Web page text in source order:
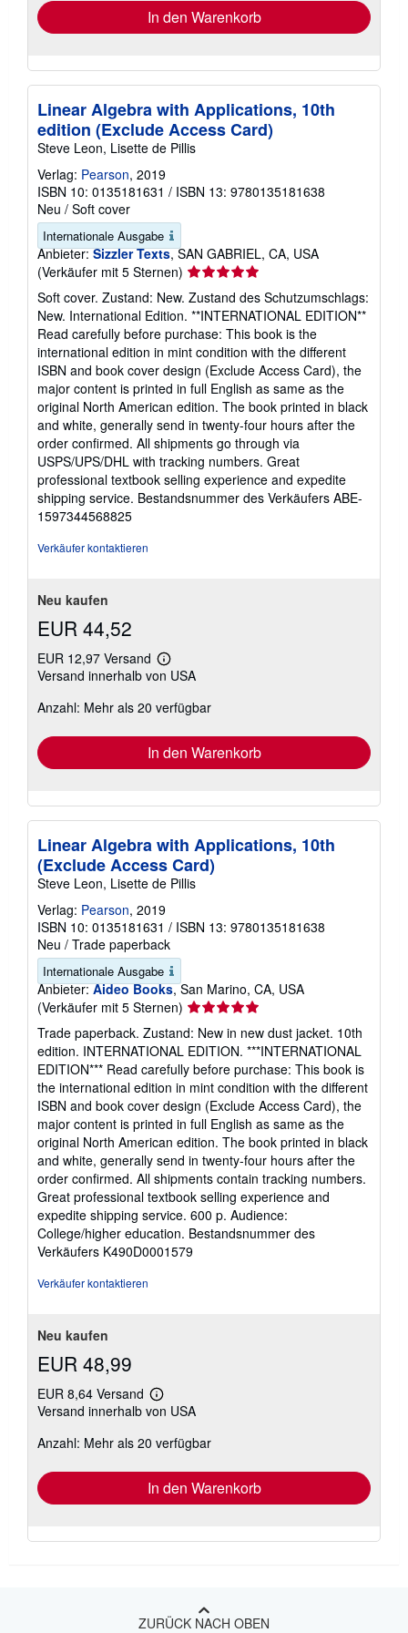
In den Warenkorb
Linear Algebra with Applications, 10th
edition (Exclude Access Card)
Steve Leon, Lisette de Pillis
Verlag: Pearson, 2019
ISBN 10: 0135181631 / ISBN 13: 9780135181638
Neu / Soft cover
Internationale Ausgabe
Anbieter: Sizzler Texts, SAN GABRIEL, CA, USA
(Verkäufer mit 5 Sternen) Verkäuferbewertung
5
von
5
Sternen
Soft cover. Zustand: New. Zustand des Schutzumschlags:
New. International Edition. **INTERNATIONAL EDITION**
Read carefully before purchase: This book is the
international edition in mint condition with the different
ISBN and book cover design (Exclude Access Card), the
major content is printed in full English as same as the
original North American edition. The book printed in black
and white, generally send in twenty-four hours after the
order confirmed. All shipments go through via
USPS/UPS/DHL with tracking numbers. Great
professional textbook selling experience and expedite
shipping service. Bestandsnummer des Verkäufers ABE-
1597344568825
Verkäufer kontaktieren
Neu kaufen
EUR 44,52
EUR 12,97 Versand
Weitere
Informationen
Versandkosten
Versand innerhalb von USA
Anzahl: Mehr als 20 verfügbar
In den Warenkorb
Linear Algebra with Applications, 10th
(Exclude Access Card)
Steve Leon, Lisette de Pillis
Verlag: Pearson, 2019
ISBN 10: 0135181631 / ISBN 13: 9780135181638
Neu / Trade paperback
Internationale Ausgabe
Anbieter: Aideo Books, San Marino, CA, USA
(Verkäufer mit 5 Sternen) Verkäuferbewertung
5
von
5
Sternen
Trade paperback. Zustand: New in new dust jacket. 10th
edition. INTERNATIONAL EDITION. ***INTERNATIONAL
EDITION*** Read carefully before purchase: This book is
the international edition in mint condition with the different
ISBN and book cover design (Exclude Access Card), the
major content is printed in full English as same as the
original North American edition. The book printed in black
and white, generally send in twenty-four hours after the
order confirmed. All shipments contain tracking numbers.
Great professional textbook selling experience and
expedite shipping service. 600 p. Audience:
College/higher education. Bestandsnummer des
Verkäufers K490D0001579
Verkäufer kontaktieren
Neu kaufen
EUR 48,99
EUR 8,64 Versand
Weitere
Informationen
Versandkosten
Versand innerhalb von USA
Anzahl: Mehr als 20 verfügbar
In den Warenkorb
ZURÜCK NACH OBEN